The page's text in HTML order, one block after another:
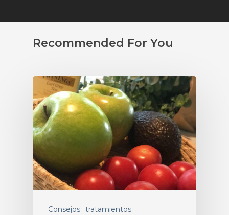
Recommended For You
Consejos tratamientos